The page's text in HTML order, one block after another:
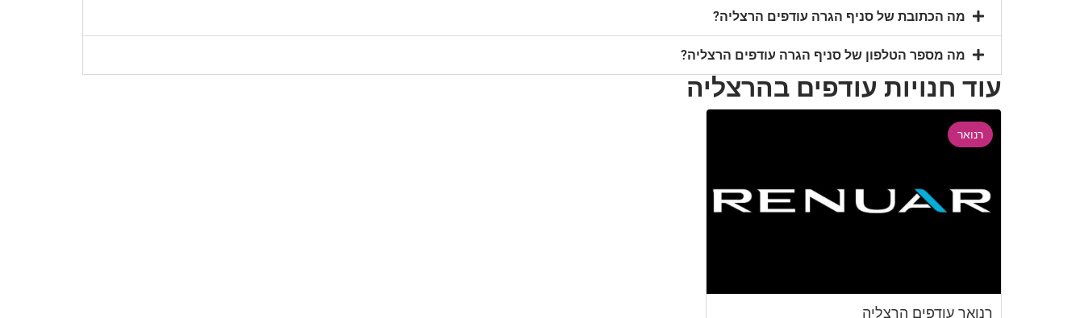
מה הכתובת של סניף הגרה עודפים הרצליה?
מה מספר הטלפון של סניף הגרה עודפים הרצליה?
עוד חנויות עודפים בהרצליה
רנואר
רנואר עודפים הרצליה